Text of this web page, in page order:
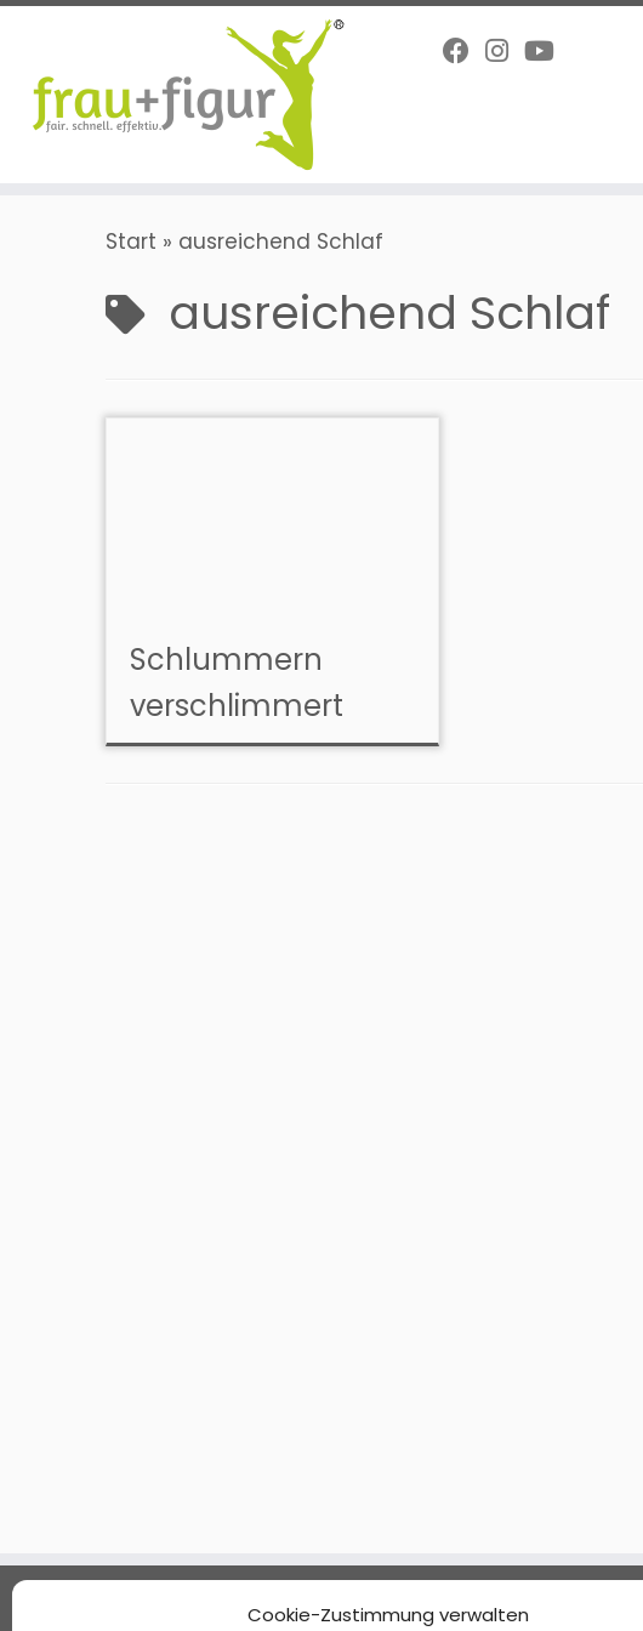
Cookie-Zustimmung verwalten
Zum
springen
Start » ausreichend Schlaf
ausreichend Schlaf
Schlummern
verschlimmert